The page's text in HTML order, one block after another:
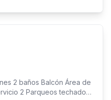
2 baños Balcón Área de
2 Parqueos techados